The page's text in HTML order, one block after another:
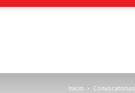
Inicio Convocatorias